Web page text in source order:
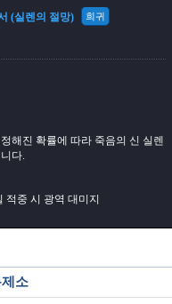
(실렌의 절망) 희귀
해진 확률에 따라 죽음의 신 실렌
다.
적중 시 광역 대미지
소